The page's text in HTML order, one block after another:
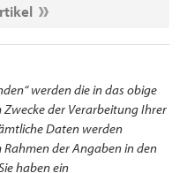
werden die in das obige
der Verarbeitung Ihrer
Daten werden
der Angaben in den
haben ein